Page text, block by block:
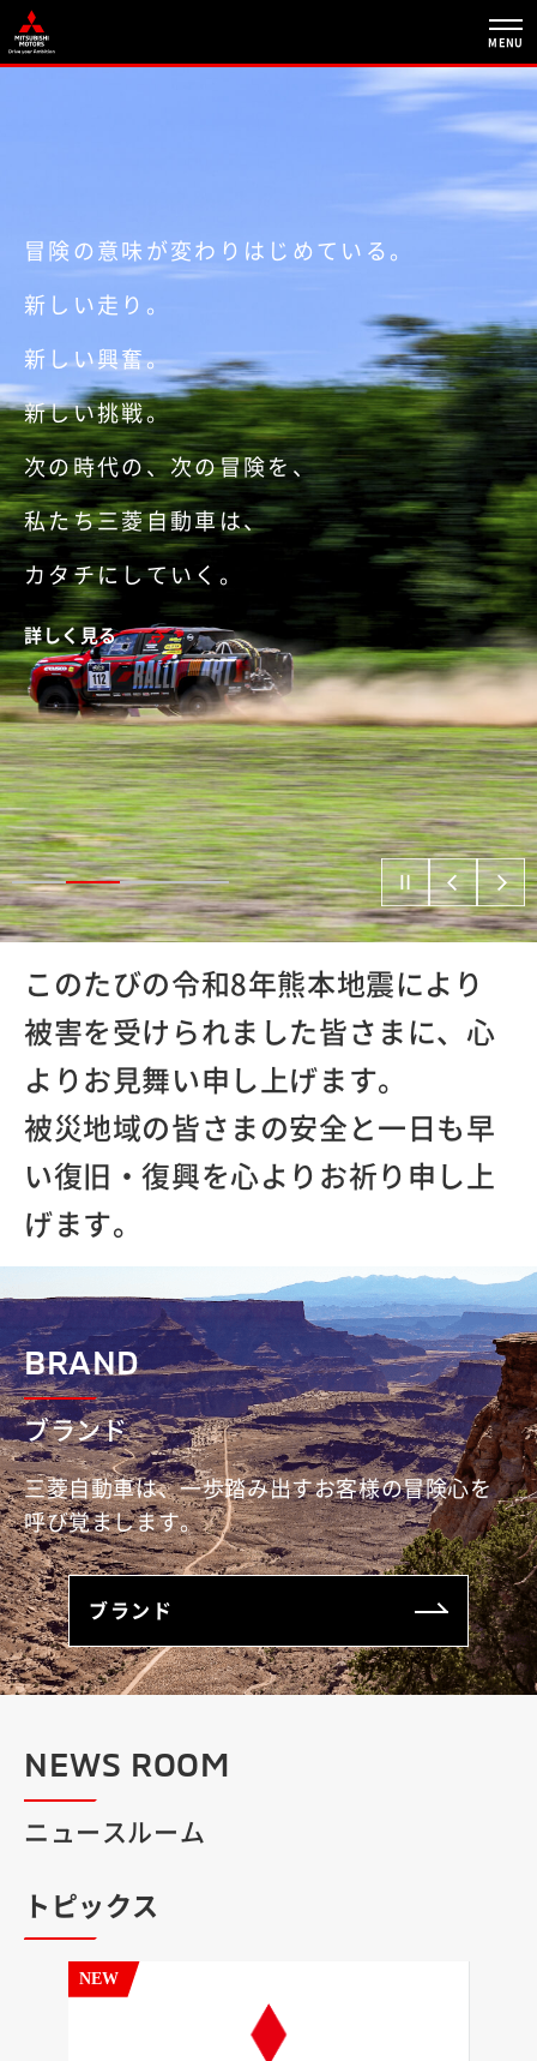
MENU
詳しく見る
冒険の意味が変わりはじめている。
新しい走り。
新しい興奮。
新しい挑戦。
次の時代の、次の冒険を、
私たち三菱自動車は、
カタチにしていく。
詳しく見る
冒険の意味が変わりはじめている。
新しい走り。
新しい興奮。
新しい挑戦。
次の時代の、次の冒険を、
私たち三菱自動車は、
カタチにしていく。
詳しく見る
詳しく見る
このたびの令和8年熊本地震により
被害を受けられました皆さまに、心
よりお見舞い申し上げます。
被災地域の皆さまの安全と一日も早
い復旧・復興を心よりお祈り申し上
げます。
BRAND
ブランド
三菱自動車は、一歩踏み出すお客様の冒険心を
呼び覚まします。
ブランド
NEWS ROOM
ニュースルーム
トピックス